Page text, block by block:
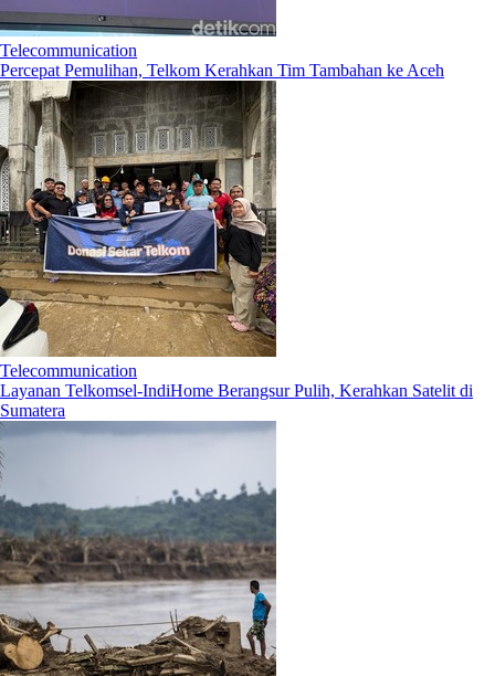
Telecommunication
Percepat Pemulihan, Telkom Kerahkan Tim Tambahan ke Aceh
Telecommunication
Layanan Telkomsel-IndiHome Berangsur Pulih, Kerahkan Satelit di
Sumatera